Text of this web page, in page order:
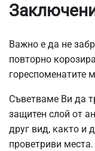
Важно е да не
повторно
гореспоменатите
Съветваме Ви да
защитен слой от
друг вид, както и
проветриви места.